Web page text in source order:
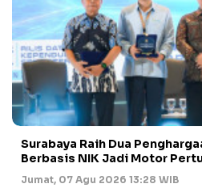
Surabaya Raih Dua
Berbasis NIK Jadi Motor
Jumat, 07 Agu 2026 13:28 WIB